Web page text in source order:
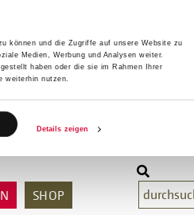
können und die Zugriffe auf unsere Website zu
Medien, Werbung und Analysen weiter.
haben oder die sie im Rahmen Ihrer
weiterhin nutzen.
Details zeigen
SHOP